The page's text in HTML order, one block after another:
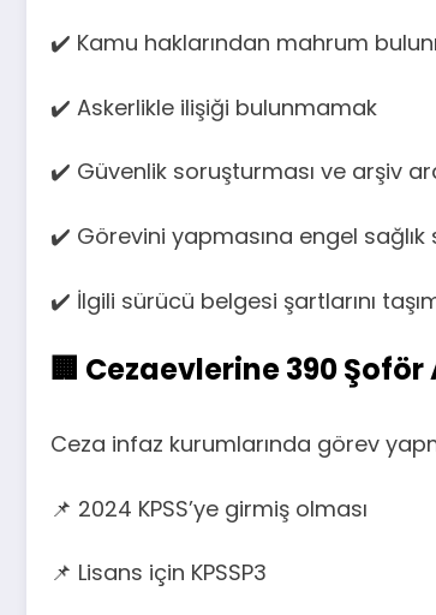
✔️ Kamu haklarından mahrum
✔️ Askerlikle ilişiği bulunmamak
✔️ Güvenlik soruşturması ve arşiv
✔️ Görevini yapmasına engel
✔️ İlgili sürücü belgesi şartlarını
🏢 Cezaevlerine 390 Şoför
Ceza infaz kurumlarında görev
📌 2024 KPSS’ye girmiş olması
📌 Lisans için KPSSP3